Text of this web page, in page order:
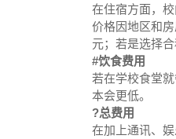
在住宿方面，
价格因地区和
元；若是选择
#饮食费用
若在学校食堂
本会更低。
?总费用
在加上通讯、